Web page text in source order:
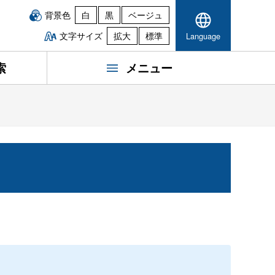
背景色 白 黒
ベージュ
文字サイズ
拡大 標準 Language
メニュー